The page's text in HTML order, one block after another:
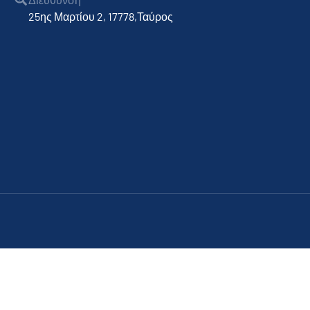
25ης Μαρτίου 2, 17778,Ταύρος